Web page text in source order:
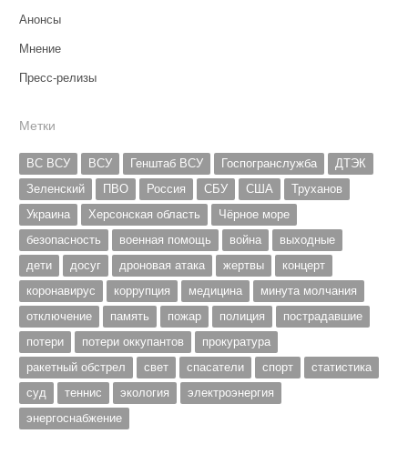
Анонсы
Мнение
Пресс-релизы
Метки
ВС ВСУ ВСУ Генштаб ВСУ Госпогранслужба
ДТЭК
Зеленский
ПВО Россия СБУ США
Труханов
Украина
Херсонская область
Чёрное море
безопасность
военная помощь война
выходные
дети
досуг дроновая атака жертвы
концерт
коронавирус
коррупция медицина
минута молчания
отключение
память пожар полиция
пострадавшие
потери
потери оккупантов
прокуратура
ракетный обстрел
свет спасатели спорт
статистика
суд
теннис экология
электроэнергия
энергоснабжение